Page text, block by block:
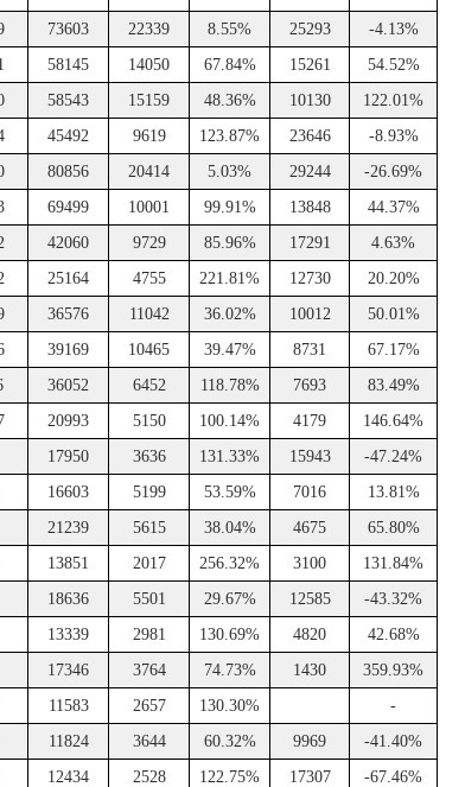
73603 22339 8.55% 25293
-4.13%
58145 14050 67.84% 15261
54.52%
58543 15159 48.36% 10130
122.01%
45492 9619 123.87% 23646
-8.93%
80856 20414 5.03% 29244
-26.69%
69499 10001 99.91% 13848
44.37%
42060 9729 85.96% 17291
4.63%
25164 4755 221.81% 12730
20.20%
36576 11042 36.02% 10012
50.01%
39169 10465 39.47% 8731
67.17%
36052 6452 118.78% 7693
83.49%
20993 5150 100.14% 4179
146.64%
17950 3636 131.33% 15943
-47.24%
16603 5199 53.59% 7016
13.81%
21239 5615 38.04% 4675
65.80%
13851 2017 256.32% 3100
131.84%
18636 5501 29.67% 12585
-43.32%
13339 2981 130.69% 4820
42.68%
17346 3764 74.73% 1430
359.93%
11583 2657 130.30%
-
11824 3644 60.32% 9969
-41.40%
12434 2528 122.75% 17307
-67.46%